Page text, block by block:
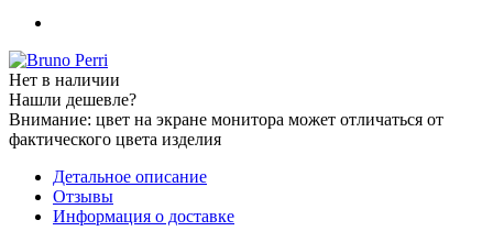
Нет в наличии
Нашли дешевле?
Внимание: цвет на экране монитора может отличаться от
фактического цвета изделия
Детальное описание
Отзывы
Информация о доставке